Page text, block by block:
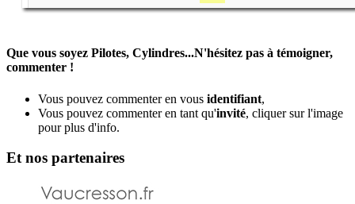
Que vous soyez Pilotes, Cylindres...N'hésitez pas à témoigner,
commenter !
Vous pouvez commenter en vous identifiant,
Vous pouvez commenter en tant qu'invité, cliquer sur l'image
pour plus d'info.
Et nos partenaires